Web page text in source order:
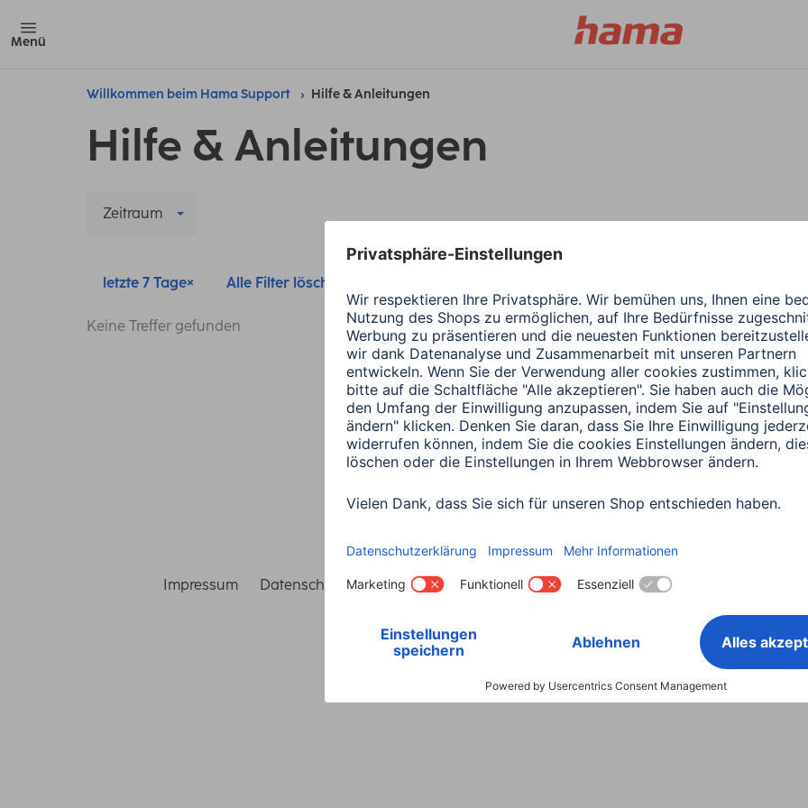
Menü
Willkommen beim Hama Support Hilfe & Anleitungen
Hilfe & Anleitungen
Zeitraum
letzte 7 Tage Alle Filter löschen
Keine Treffer gefunden
Land wählen
Impressum Datenschutz Garantiebestimmungen Konformitätserklärungen